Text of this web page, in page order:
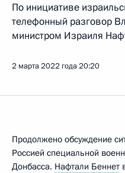
По инициативе
телефонный разговор
министром Израиля
2 марта 2022 года20:20
Продолжено обсуждение
Россией специальной
Донбасса. Нафтали Беннет